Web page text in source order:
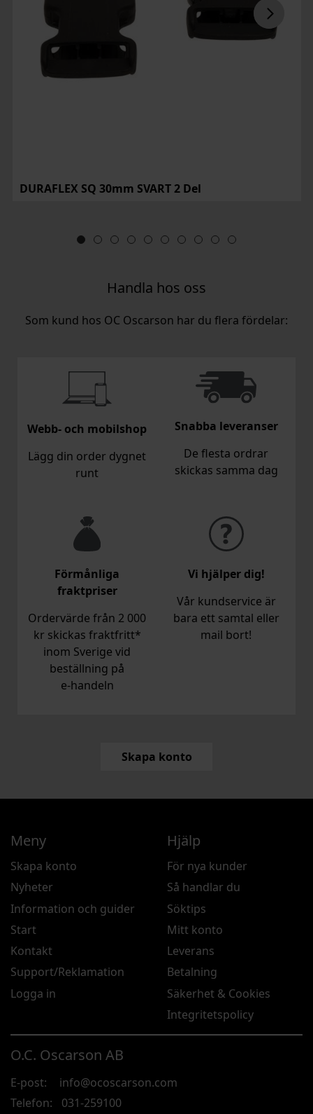
DURAFLEX SQ 30mm SVART 2 Del
Handla hos oss
Som kund hos OC Oscarson har du flera fördelar:
Webb- och mobilshop
Lägg din order dygnet
runt
Snabba leveranser
De flesta ordrar
skickas samma dag
Förmånliga
fraktpriser
Ordervärde från 2 000
kr skickas fraktfritt*
inom Sverige vid
beställning på
e‑handeln
Vi hjälper dig!
Vår kundservice är
bara ett samtal eller
mail bort!
Skapa konto
O.C. Oscarson AB
E-post:
info@ocoscarson.com
Telefon:
031-259100
Meny
Skapa konto
Nyheter
Information och guider
Start
Kontakt
Support/Reklamation
Logga in
Hjälp
För nya kunder
Så handlar du
Söktips
Mitt konto
Leverans
Betalning
Säkerhet & Cookies
Integritetspolicy